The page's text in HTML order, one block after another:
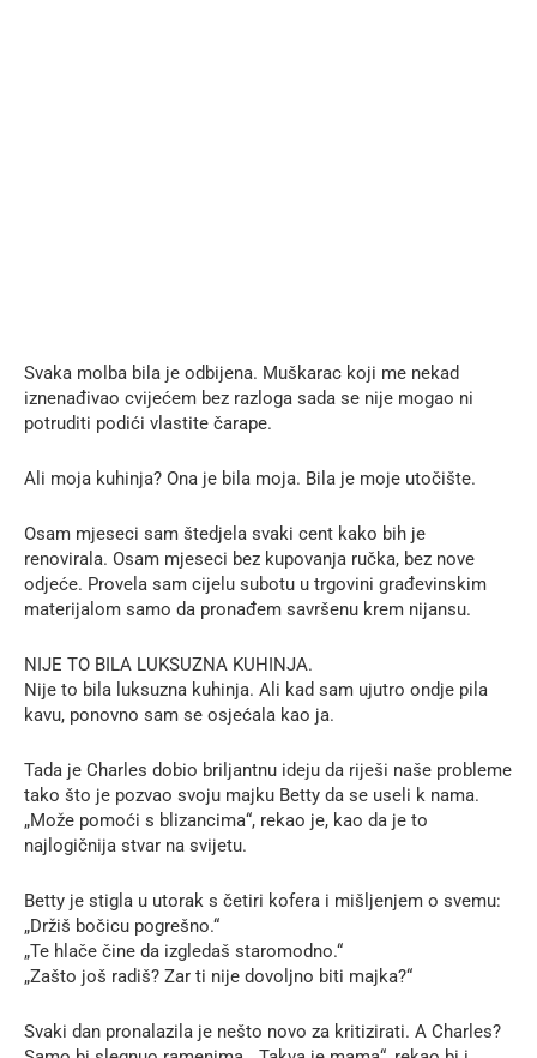
Svaka molba bila je odbijena. Muškarac koji me nekad
iznenađivao cvijećem bez razloga sada se nije mogao ni
potruditi podići vlastite čarape.
Ali moja kuhinja? Ona je bila moja. Bila je moje utočište.
Osam mjeseci sam štedjela svaki cent kako bih je
renovirala. Osam mjeseci bez kupovanja ručka, bez nove
odjeće. Provela sam cijelu subotu u trgovini građevinskim
materijalom samo da pronađem savršenu krem nijansu.
NIJE TO BILA LUKSUZNA KUHINJA.
Nije to bila luksuzna kuhinja. Ali kad sam ujutro ondje pila
kavu, ponovno sam se osjećala kao ja.
Tada je Charles dobio briljantnu ideju da riješi naše probleme
tako što je pozvao svoju majku Betty da se useli k nama.
„Može pomoći s blizancima“, rekao je, kao da je to
najlogičnija stvar na svijetu.
Betty je stigla u utorak s četiri kofera i mišljenjem o svemu:
„Držiš bočicu pogrešno.“
„Te hlače čine da izgledaš staromodno.“
„Zašto još radiš? Zar ti nije dovoljno biti majka?“
Svaki dan pronalazila je nešto novo za kritizirati. A Charles?